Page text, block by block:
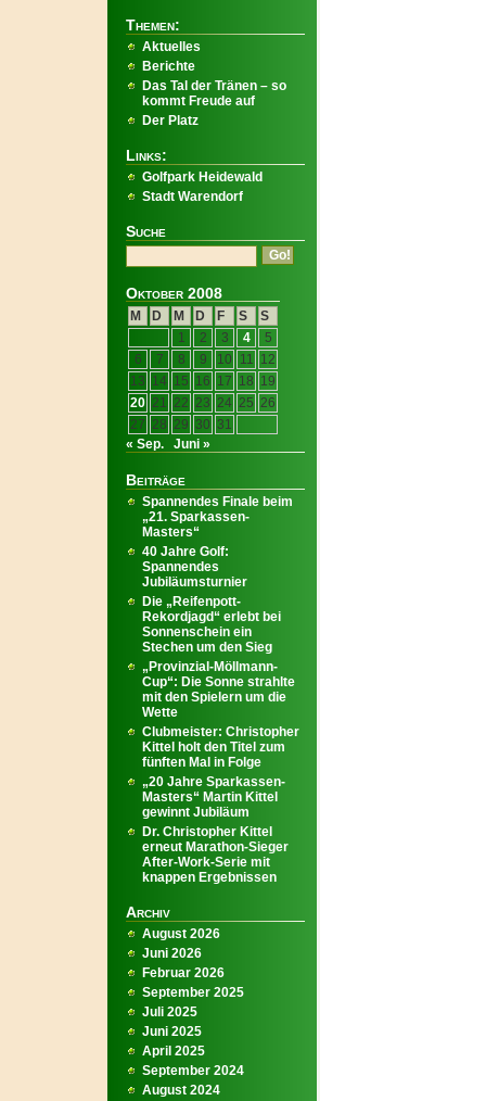
Themen:
Aktuelles
Berichte
Das Tal der Tränen – so
kommt Freude auf
Der Platz
Links:
Golfpark Heidewald
Stadt Warendorf
Suche
Oktober 2008
M D M D F S
S
1
2 3 4
5
6
7 8 9 10 11 12
13 14 15 16 17 18 19
20 21 22 23 24 25 26
27 28 29 30 31
« Sep.
Juni »
Beiträge
Spannendes Finale beim
„21. Sparkassen-
Masters“
40 Jahre Golf:
Spannendes
Jubiläumsturnier
Die „Reifenpott-
Rekordjagd“ erlebt bei
Sonnenschein ein
Stechen um den Sieg
„Provinzial-Möllmann-
Cup“: Die Sonne strahlte
mit den Spielern um die
Wette
Clubmeister: Christopher
Kittel holt den Titel zum
fünften Mal in Folge
„20 Jahre Sparkassen-
Masters“ Martin Kittel
gewinnt Jubiläum
Dr. Christopher Kittel
erneut Marathon-Sieger
After-Work-Serie mit
knappen Ergebnissen
Archiv
August 2026
Juni 2026
Februar 2026
September 2025
Juli 2025
Juni 2025
April 2025
September 2024
August 2024